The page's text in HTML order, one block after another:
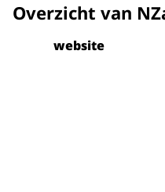
Overzicht van
website